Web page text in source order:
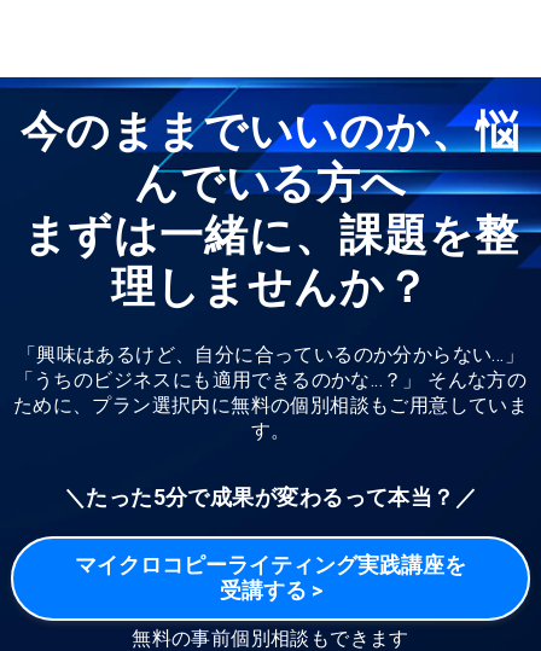
今のままでいいのか、悩
んでいる方へ
まずは一緒に、課題を整
理しませんか？
「興味はあるけど、自分に合っているのか分からない...」
「うちのビジネスにも適用できるのかな...？」 そんな方の
ために、プラン選択内に無料の個別相談もご用意していま
す。
＼たった5分で成果が変わるって本当？／
マイクロコピーライティング実践講座を
受講する >
無料の事前個別相談もできます